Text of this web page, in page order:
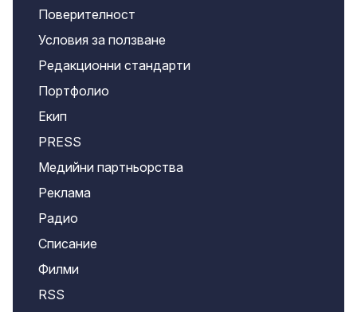
Поверителност
Условия за ползване
Редакционни стандарти
Портфолио
Екип
PRESS
Медийни партньорства
Реклама
Радио
Списание
Филми
RSS